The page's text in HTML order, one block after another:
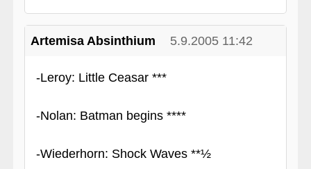
Artemisa Absinthium 5.9.2005 11:42
-Leroy: Little Ceasar ***
‑Nolan: Batman begins ****
‑Wiederhorn: Shock Waves **½